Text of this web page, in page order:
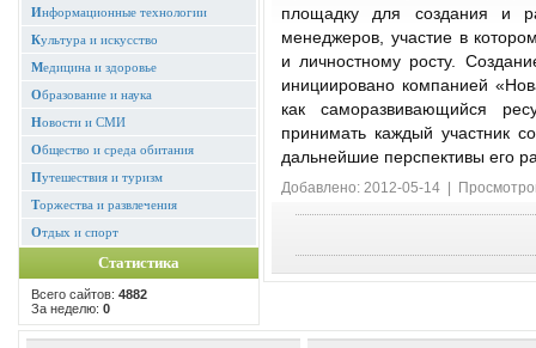
Информационные технологии
Культура и искусство
Медицина и здоровье
Образование и наука
Новости и СМИ
Общество и среда обитания
Путешествия и туризм
Торжества и развлечения
Отдых и спорт
Статистика
Всего сайтов: 4882
За неделю: 0
площадку для создания и
менеджеров, участие в
и личностному росту.
инициировано компанией
как саморазвивающийся
принимать каждый участник
дальнейшие перспективы его
Добавлено: 2012-05-14 |